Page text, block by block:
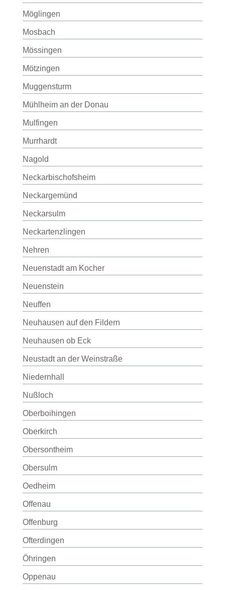
Möglingen
Mosbach
Mössingen
Mötzingen
Muggensturm
Mühlheim an der Donau
Mulfingen
Murrhardt
Nagold
Neckarbischofsheim
Neckargemünd
Neckarsulm
Neckartenzlingen
Nehren
Neuenstadt am Kocher
Neuenstein
Neuffen
Neuhausen auf den Fildern
Neuhausen ob Eck
Neustadt an der Weinstraße
Niedernhall
Nußloch
Oberboihingen
Oberkirch
Obersontheim
Obersulm
Oedheim
Offenau
Offenburg
Ofterdingen
Öhringen
Oppenau